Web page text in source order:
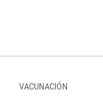
VACUNACIÓN